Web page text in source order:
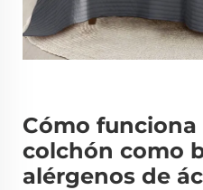
Cómo
colchón como
alérgenos de